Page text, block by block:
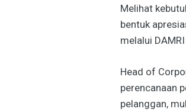
Melihat
bentuk
melalui
Head of
perencanaan
pelanggan,